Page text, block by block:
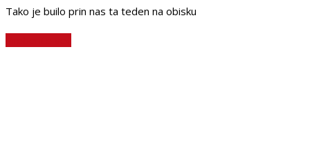
Tako je builo prin nas ta teden na obisku